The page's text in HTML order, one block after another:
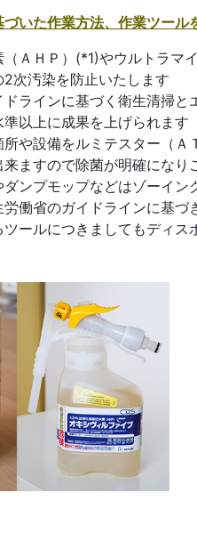
いた作業方法、作業ツール
（ＡＨＰ）(*1)やウルトラマ
次汚染を防止いたします
ドラインに基づく衛生清掃
以上に成果を上げられます
所や設備をルミテスター（
ますので除菌が明確になり
ダンプモップなどはゾーイ
働省のガイドラインに基づ
ールにつきましてもディ